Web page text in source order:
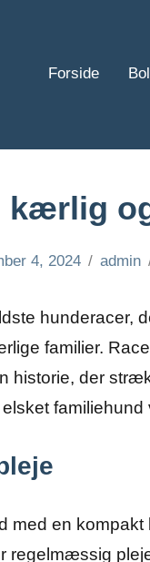
Forside
kærlig
4, 2024 admin
hunderacer,
familier.
historie, der
familiehund
med en
regelmæssig